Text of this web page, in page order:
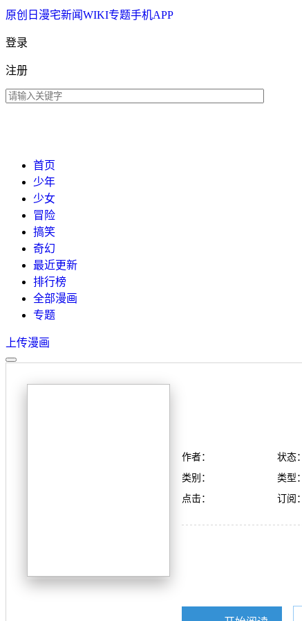
原创 日漫宅新闻WIKI专题手机APP
登录
注册
首页
少年
少女
冒险
搞笑
奇幻
最近更新
排行榜
全部漫画
专题
上传漫画
作者：
状态：
类别：
类型：
点击：
订阅：